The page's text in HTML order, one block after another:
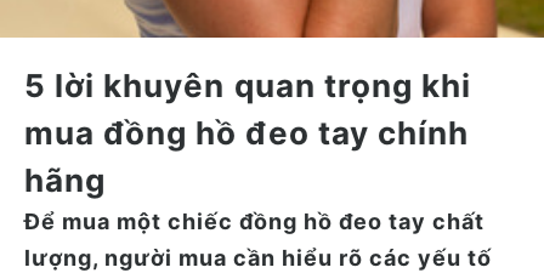
5 lời khuyên quan trọng khi
mua đồng hồ đeo tay chính
hãng
Để mua một chiếc đồng hồ đeo tay chất
lượng, người mua cần hiểu rõ các yếu tố